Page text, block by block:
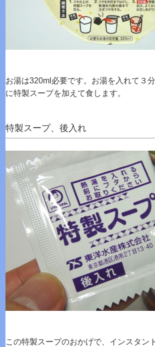
お湯は320ml必要です。お湯を入れて３
に特製スープを加えて食します。
特製スープ、後入れ
この特製スープのおかげで、インスタン